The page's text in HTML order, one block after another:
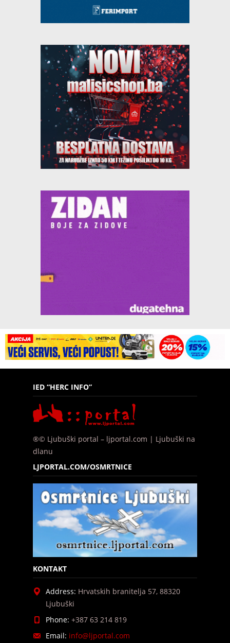
IED “HERC INFO”
®© Ljubuški portal – ljportal.com | Ljubuški na
dlanu
LJPORTAL.COM/OSMRTNICE
KONTAKT
Address: Hrvatskih branitelja 57, 88320
Ljubuški
Phone: +387 63 214 819
Email: info@ljportal.com